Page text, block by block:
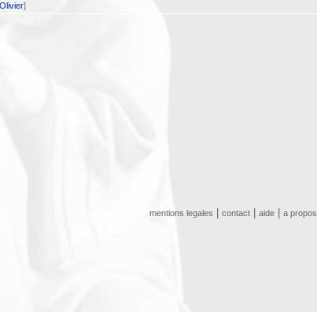
]
mentions legales contact| aide| a propos